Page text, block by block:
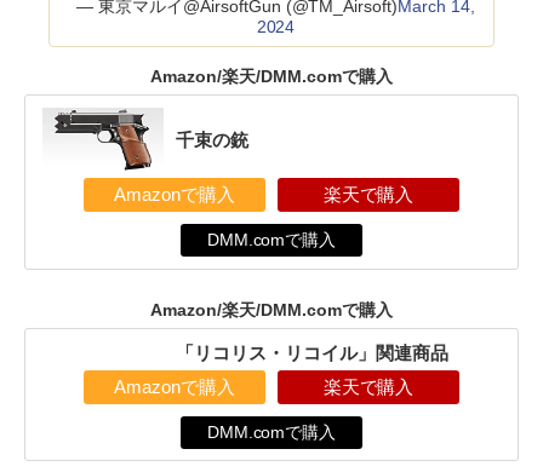
— 東京マルイ@AirsoftGun (@TM_Airsoft)March 14,
2024
Amazon/楽天/DMM.comで購入
千束の銃
Amazonで購入 楽天で購入
DMM.comで購入
Amazon/楽天/DMM.comで購入
「リコリス・リコイル」関連商品
Amazonで購入 楽天で購入
DMM.comで購入